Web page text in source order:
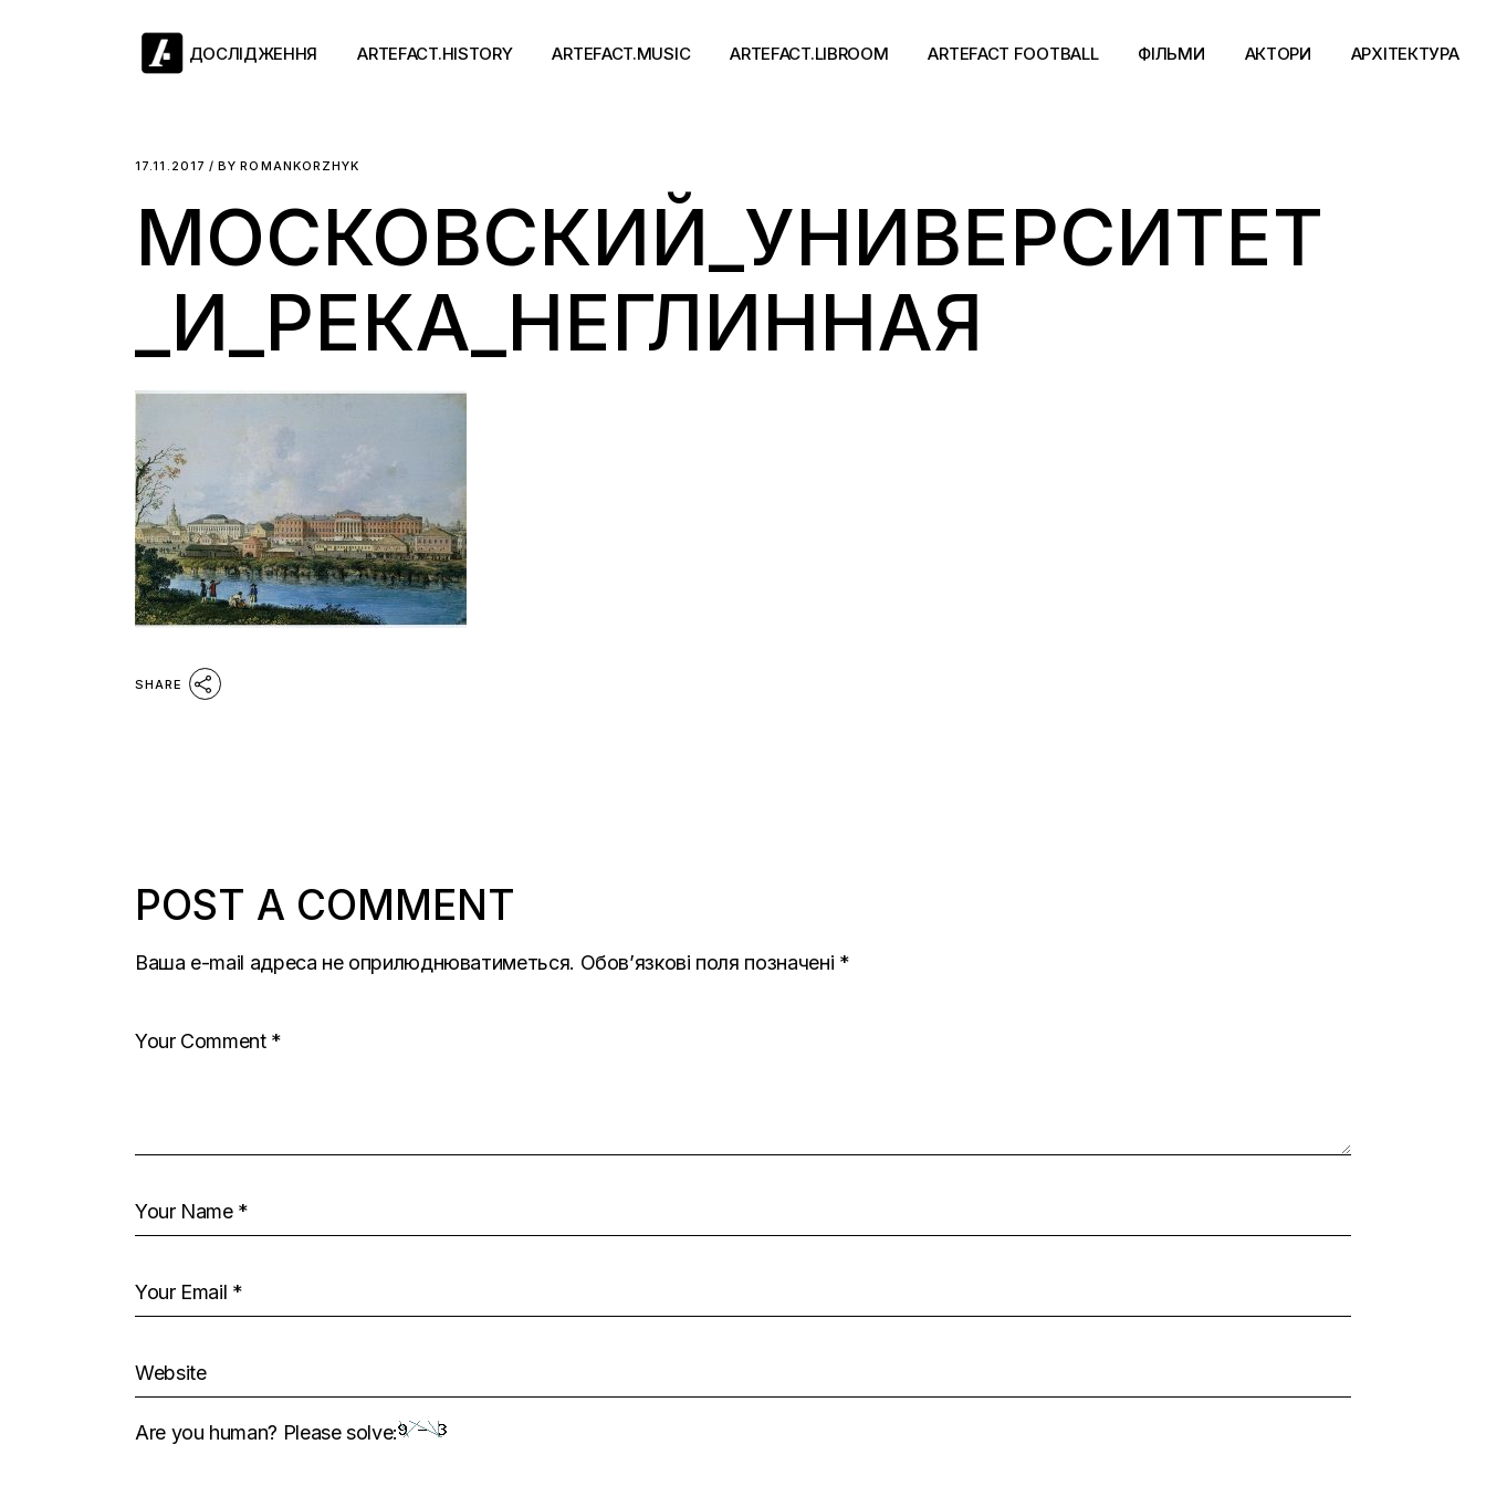
ДОСЛІДЖЕННЯ ARTEFACT.HISTORY
Античний двіж
Такі середні віки
Ранній модерн
Новітні історії
ARTEFACT.MUSIC
Концерти
ARTEFACT.LIBROOM
Події
ARTEFACT FOOTBALL ФІЛЬМИ АКТОРИ АРХІТЕКТУРА
17.11.2017 BY ROMANKORZHYK
МОСКОВСКИЙ_УНИВЕРСИТЕТ
_И_РЕКА_НЕГЛИННАЯ
SHARE
POST A COMMENT
Ваша e-mail адреса не оприлюднюватиметься. Обов’язкові поля позначені *
Are you human? Please solve: